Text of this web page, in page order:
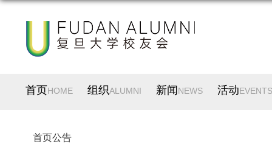
首页HOME 组织ALUMNI 新闻 NEWS 活动EVENTS
首页公告